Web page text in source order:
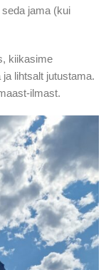
jama (kui
kiikasime
lihtsalt jutustama.
ilmast.